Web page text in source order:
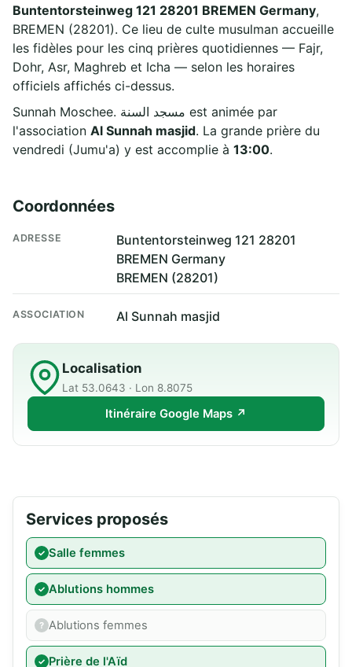
Buntentorsteinweg 121 28201 BREMEN Germany,
BREMEN (28201). Ce lieu de culte musulman accueille
les fidèles pour les cinq prières quotidiennes — Fajr,
Dohr, Asr, Maghreb et Icha — selon les horaires
officiels affichés ci-dessus.
Sunnah Moschee. مسجد السنة est animée par
l'association Al Sunnah masjid. La grande prière du
vendredi (Jumu'a) y est accomplie à 13:00.
Coordonnées
ADRESSE
Buntentorsteinweg 121 28201
BREMEN Germany
BREMEN (28201)
ASSOCIATION Al Sunnah masjid
Localisation
Lat 53.0643 · Lon 8.8075
Itinéraire Google Maps ↗
Services proposés
Salle femmes
Ablutions hommes
Ablutions femmes
Prière de l'Aïd